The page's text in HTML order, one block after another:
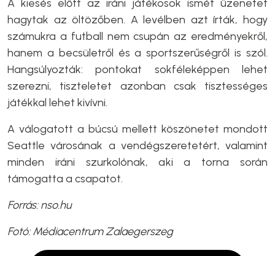
A kiesés előtt az iráni játékosok ismét üzenetet
hagytak az öltözőben. A levélben azt írták, hogy
számukra a futball nem csupán az eredményekről,
hanem a becsületről és a sportszerűségről is szól.
Hangsúlyozták: pontokat sokféleképpen lehet
szerezni, tiszteletet azonban csak tisztességes
játékkal lehet kivívni.
A válogatott a búcsú mellett köszönetet mondott
Seattle városának a vendégszeretetért, valamint
minden iráni szurkolónak, aki a torna során
támogatta a csapatot.
Forrás: nso.hu
Fotó: Médiacentrum Zalaegerszeg